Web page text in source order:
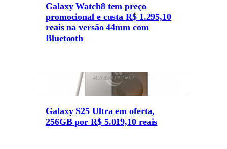
Galaxy Watch8 tem preço
promocional e custa R$ 1.295,10
reais na versão 44mm com
Bluetooth
Galaxy S25 Ultra em oferta,
256GB por R$ 5.019,10 reais